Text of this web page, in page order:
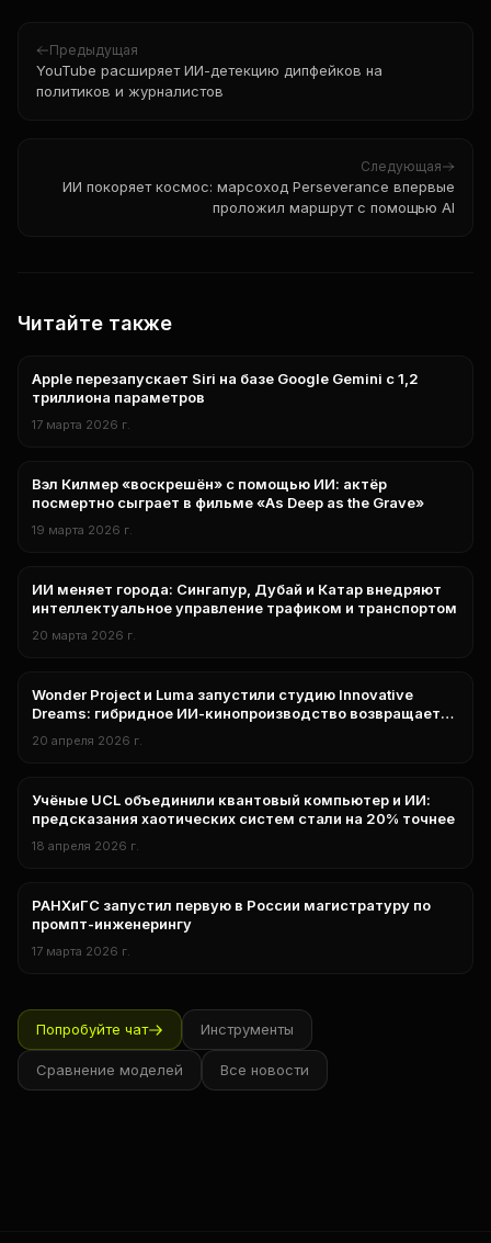
Предыдущая
YouTube расширяет ИИ-детекцию дипфейков на
политиков и журналистов
Следующая
ИИ покоряет космос: марсоход Perseverance впервые
проложил маршрут с помощью AI
Читайте также
технологии
Apple перезапускает Siri на базе Google Gemini с 1,2
триллиона параметров
17 марта 2026 г.
технологии
Вэл Килмер «воскрешён» с помощью ИИ: актёр
посмертно сыграет в фильме «As Deep as the Grave»
19 марта 2026 г.
технологии
ИИ меняет города: Сингапур, Дубай и Катар внедряют
интеллектуальное управление трафиком и транспортом
20 марта 2026 г.
нейросети
Wonder Project и Luma запустили студию Innovative
Dreams: гибридное ИИ-кинопроизводство возвращает
20 апреля 2026 г.
нейросети
Учёные UCL объединили квантовый компьютер и ИИ:
предсказания хаотических систем стали на 20% точнее
18 апреля 2026 г.
Наука
РАНХиГС запустил первую в России магистратуру по
промпт-инженерингу
17 марта 2026 г.
Попробуйте чат Инструменты
Сравнение моделей Все новости